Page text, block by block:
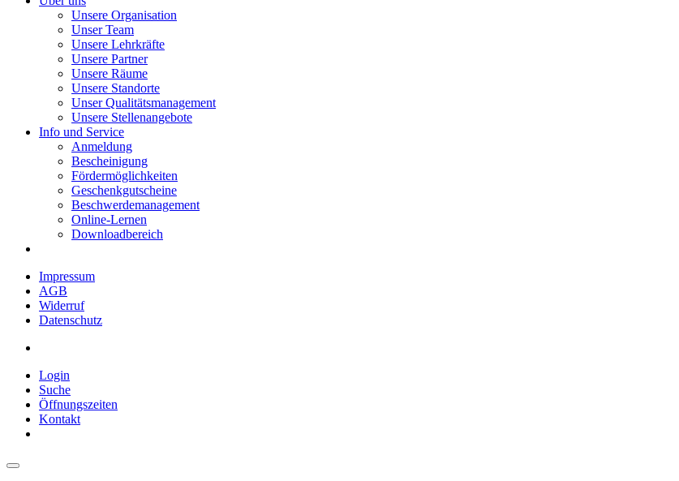
Unsere Organisation
Unser Team
Unsere Lehrkräfte
Unsere Partner
Unsere Räume
Unsere Standorte
Unser Qualitätsmanagement
Unsere Stellenangebote
Info und Service
Anmeldung
Bescheinigung
Fördermöglichkeiten
Geschenkgutscheine
Beschwerdemanagement
Online-Lernen
Downloadbereich
Impressum
AGB
Widerruf
Datenschutz
Login
Suche
Öffnungszeiten
Kontakt